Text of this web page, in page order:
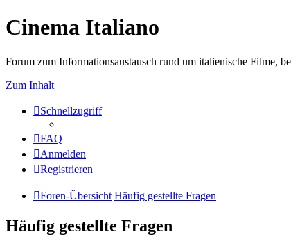
Cinema Italiano
Forum zum Informationsaustausch rund um italienische Filme,
Zum Inhalt
Schnellzugriff
FAQ
Anmelden
Registrieren
Foren-Übersicht Häufig gestellte Fragen
Häufig gestellte Fragen